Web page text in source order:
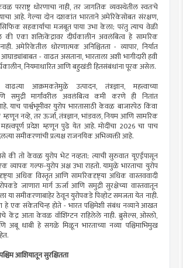
परराष्ट्र धोरणाचा नाही, तर जागतिक व्यवस्थेतील स्वतःचे
आहे. गेल्या दोन दशकांत भारताने अमेरिकेसोबत संरक्षण,
सहकार्याचा मजबूत पाया उभा केला; परंतु त्याच वेळी
की एका शक्तिकेंद्रावर दीर्घकालीन अवलंबित्व हे सामरिक
अमेरिकेतील धोरणात्मक अनिश्चितता - व्यापार, निर्यात
- वाढत असताना, भारताला अशी भागीदारी हवी
नियमाधारित आणि बहुखंडी हितसंबंधांना पूरक असेल.
आक्रमकतेमुळे उत्पादन, तंत्रज्ञान, महत्त्वाच्या
समुद्री मार्गांवरील अवलंबित्व कमी करणे ही नितांत
पार्श्वभूमीवर युरोप भारतासाठी केवळ बाजारपेठ किंवा
म्हणून नव्हे, तर ऊर्जा, तंत्रज्ञान, भांडवल, नियम आणि सामरिक
प्रदेश म्हणून पुढे येत आहे. मोदींचा 2026 चा पाच
बदलत्या समीकरणांची प्रत्यक्ष राजनयिक अभिव्यक्ती आहे.
असे की तो केवळ युरोप भेट नव्हता; त्याची सुरुवात यूएईपासून
व्यापक गल्फ-युरोप अक्ष उभा राहतो. यामुळे भारताचा युरोप
अधिक विस्तृत आणि सामरिकदृष्ट्‌‍या अधिक वास्तववादी
जाणारा मार्ग ऊर्जा आणि समुद्री सुरक्षेच्या वास्तवातून
या समीकरणाबाहेर ठेवून युरोपकडे पिव्होट समजता येत नाही.
हे एक संकेतचिन्ह होते - भारत पश्चिमेशी संबंध नव्याने आखत
केंद्र आता केवळ वॉशिंग्टन राहिलेले नाही. ब्रुसेल्स, ओस्लो,
अबू धाबी हे सगळे मिळून भारताच्या नव्या पश्चिमाभिमुख
आशियातून सुरक्षितता